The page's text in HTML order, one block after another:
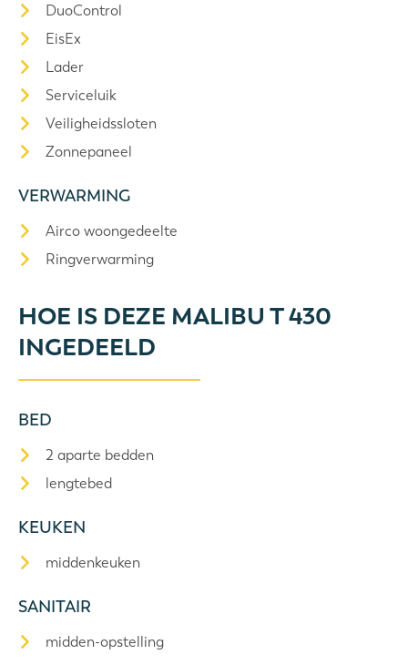
DuoControl
EisEx
Lader
Serviceluik
Veiligheidssloten
Zonnepaneel
VERWARMING
Airco woongedeelte
Ringverwarming
HOE IS DEZE MALIBU T 430
INGEDEELD
BED
2 aparte bedden
lengtebed
KEUKEN
middenkeuken
SANITAIR
midden-opstelling